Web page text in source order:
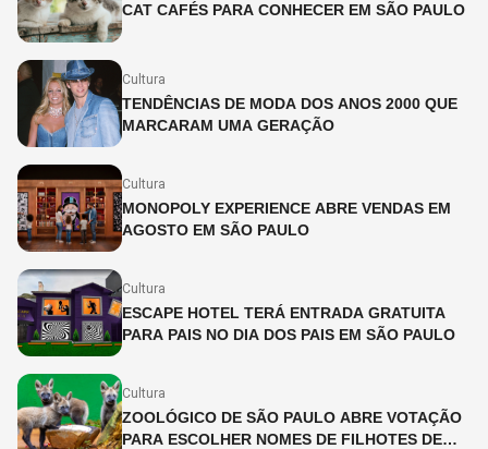
CAT CAFÉS PARA CONHECER EM SÃO PAULO
Cultura
TENDÊNCIAS DE MODA DOS ANOS 2000 QUE
MARCARAM UMA GERAÇÃO
Cultura
MONOPOLY EXPERIENCE ABRE VENDAS EM
AGOSTO EM SÃO PAULO
Cultura
ESCAPE HOTEL TERÁ ENTRADA GRATUITA
PARA PAIS NO DIA DOS PAIS EM SÃO PAULO
Cultura
ZOOLÓGICO DE SÃO PAULO ABRE VOTAÇÃO
PARA ESCOLHER NOMES DE FILHOTES DE